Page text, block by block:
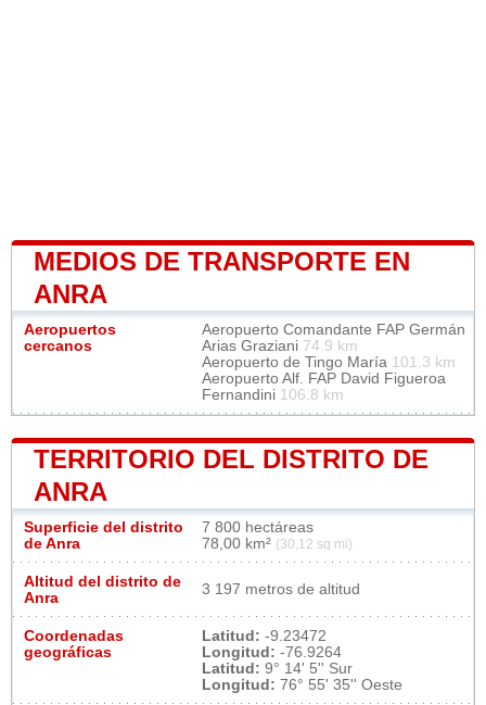
MEDIOS DE TRANSPORTE EN
ANRA
Aeropuertos
cercanos
Aeropuerto Comandante FAP Germán
Arias Graziani 74.9 km
Aeropuerto de Tingo María 101.3 km
Aeropuerto Alf. FAP David Figueroa
Fernandini 106.8 km
TERRITORIO DEL DISTRITO DE
ANRA
Superficie del distrito
de Anra
7 800 hectáreas
78,00 km² (30,12 sq mi)
Altitud del distrito de
Anra
3 197 metros de altitud
Coordenadas
geográficas
Latitud: -9.23472
Longitud: -76.9264
Latitud: 9° 14' 5'' Sur
Longitud: 76° 55' 35'' Oeste